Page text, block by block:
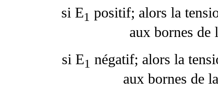
si E1 positif; alors la
aux bornes de
si E1 négatif; alors la
aux bornes de